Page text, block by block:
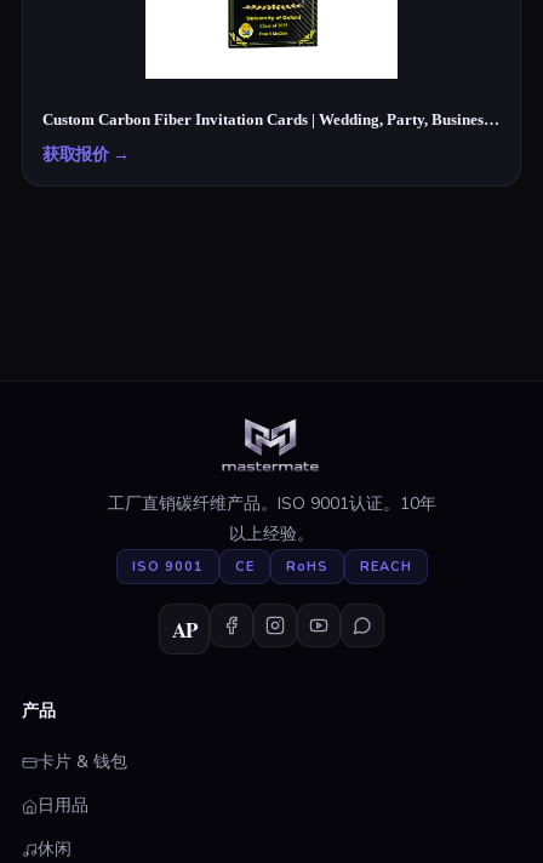
Custom Carbon Fiber Invitation Cards | Wedding, Party, Business Cards Manufacturer
获取报价→
工厂直销碳纤维产品。ISO 9001认证。10年
以上经验。
ISO 9001 CE RoHS REACH
AP
产品
卡片 & 钱包
日用品
休闲